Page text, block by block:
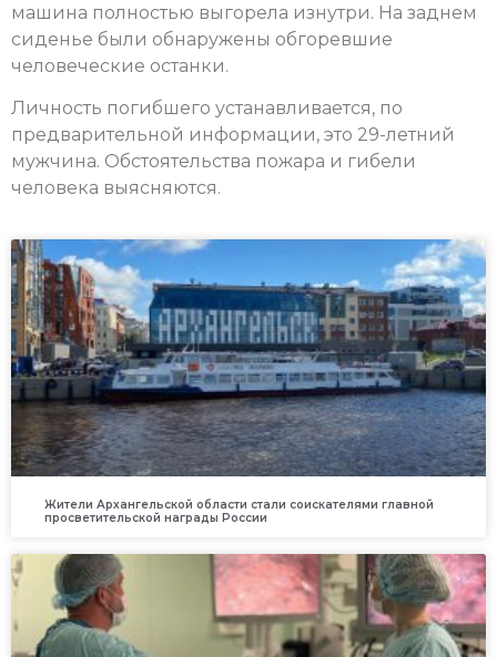
машина полностью выгорела изнутри. На заднем
сиденье были обнаружены обгоревшие
человеческие останки.
Личность погибшего устанавливается, по
предварительной информации, это 29-летний
мужчина. Обстоятельства пожара и гибели
человека выясняются.
Жители Архангельской области стали соискателями главной
просветительской награды России